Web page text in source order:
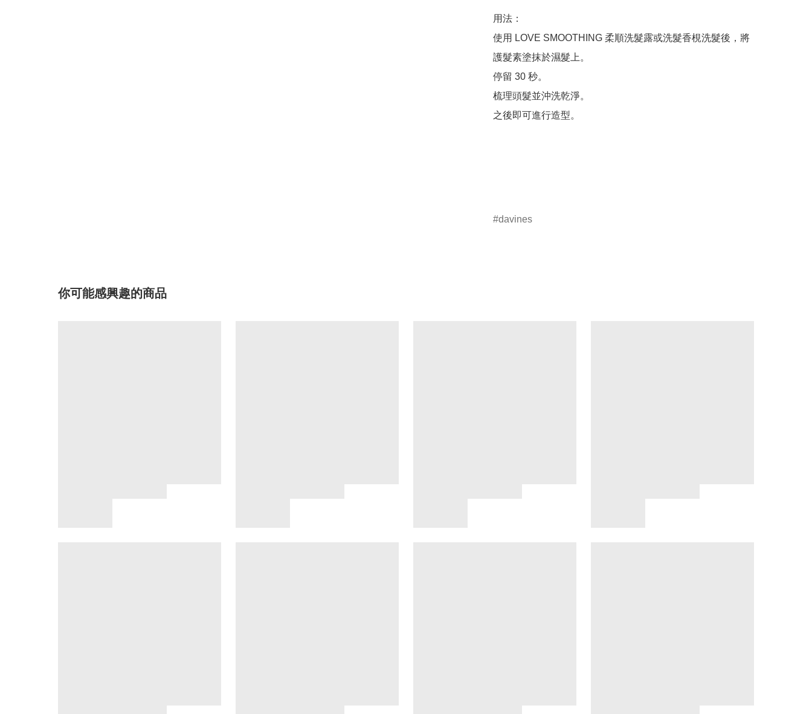
用法：
使用 LOVE SMOOTHING 柔順洗髮露或洗髮香梘洗髮後，將
護髮素塗抹於濕髮上。
停留 30 秒。
梳理頭髮並沖洗乾淨。
之後即可進行造型。
davines
你可能感興趣的商品